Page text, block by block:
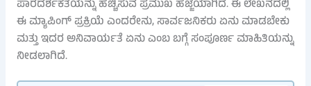
ಪಾರದರ್ಶಕತೆಯನ್ನು ಹೆಚ್ಚಿಸುವ ಪ್ರಮುಖ ಹೆಜ್ಜೆಯಾಗಿದೆ. ಈ ಲೇಖನದಲ್ಲಿ
ಈ ಮ್ಯಾಪಿಂಗ್ ಪ್ರಕ್ರಿಯೆ ಎಂದರೇನು, ಸಾರ್ವಜನಿಕರು ಏನು ಮಾಡಬೇಕು
ಮತ್ತು ಇದರ ಅನಿವಾರ್ಯತೆ ಏನು ಎಂಬ ಬಗ್ಗೆ ಸಂಪೂರ್ಣ ಮಾಹಿತಿಯನ್ನು
ನೀಡಲಾಗಿದೆ.